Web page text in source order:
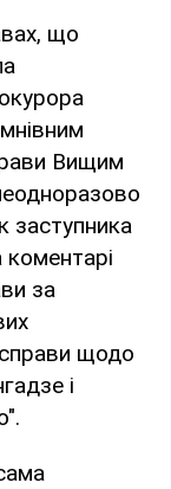
що
Вищим
заступника
за
щодо
і